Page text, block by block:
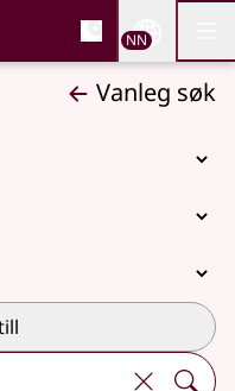
og
NN
Vanleg søk